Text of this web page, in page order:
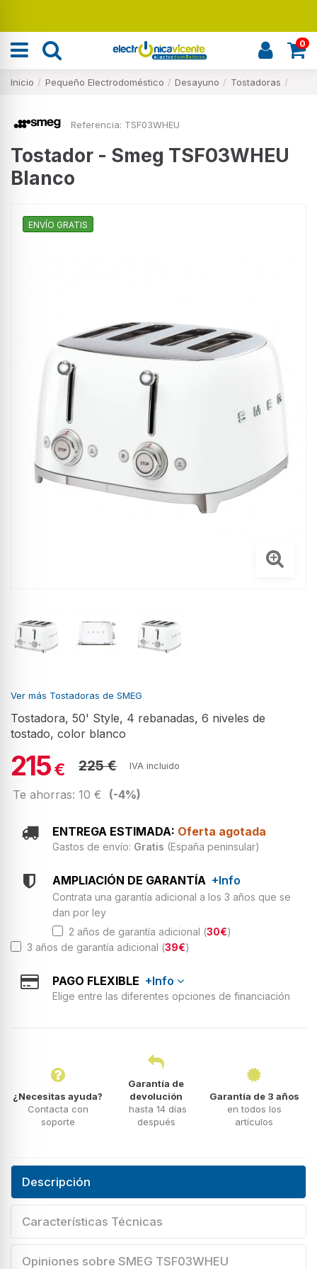
0
Inicio Pequeño Electrodoméstico Desayuno Tostadoras
Referencia: TSF03WHEU
Tostador - Smeg TSF03WHEU
Blanco
ENVÍO GRATIS
Ver más Tostadoras de SMEG
Tostadora, 50' Style, 4 rebanadas, 6 niveles de
tostado, color blanco
215€ 225 € IVA incluido
Te ahorras: 10 € (-4%)
ENTREGA ESTIMADA: Oferta agotada
Gastos de envío: Gratis (España peninsular)
AMPLIACIÓN DE GARANTÍA +Info
Contrata una garantía adicional a los 3 años que se
dan por ley
2 años de garantía adicional (30€)
3 años de garantía adicional (39€)
PAGO FLEXIBLE +Info
Elige entre las diferentes opciones de financiación
¿Necesitas ayuda?
Contacta con
soporte
Garantía de
devolución
hasta 14 días
después
Garantía de 3 años
en todos los
artículos
Descripción
Características Técnicas
Opiniones sobre SMEG TSF03WHEU